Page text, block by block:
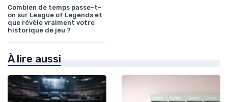
Combien de temps passe-t-
on sur League of Legends et
que révèle vraiment votre
historique de jeu ?
À lire aussi